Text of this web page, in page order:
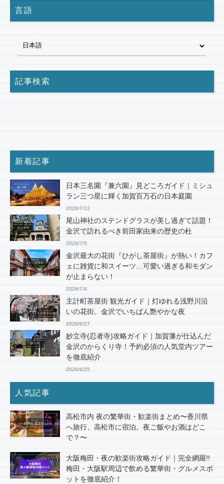
言語
記事検索
新着記事
日本三名園『兼六園』見どころガイド｜ミシュ
ラン三つ星に輝く加賀百万石の日本庭園
2026/7/12
尾山神社のステンドグラスが美し過ぎて話題！
金沢で訪れるべき前田家由来の歴史の杜
2026/7/5
金沢最大の花街『ひがし茶屋街』が熱い！カフ
ェに雑貨に和スイーツ…可愛い過ぎる和モダン
が止まらない！
2026/7/4
主計町茶屋街 観光ガイド｜灯ゆれる浅野川沿
いの花街。金沢でいちばん艶やかな夜
2026/6/27
妙立寺(忍者寺)攻略ガイド｜加賀藩が仕込んだ
金沢のからくり寺！予約必須の人気堂内ツアー
を徹底紹介
2026/6/25
人気記事
高松市内 夜の繁華街・歓楽街まとめ〜香川県
へ旅行、高松市に宿泊。夜ご飯やお酒はどこ
で？〜
大阪梅田・夜の歓楽街攻略ガイド｜完全網羅!!
梅田・大阪駅周辺で飲める繁華街・グルメスポ
ットを徹底紹介！